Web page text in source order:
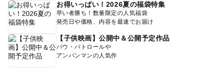
お得いっぱい！2026夏の福袋特集
早い者勝ち！数量限定の人気福袋
発売日や価格、内容を最速でお届け
【子供映画】公開中＆公開予定作品
パウ・パトロールや
アンパンマンの人気作